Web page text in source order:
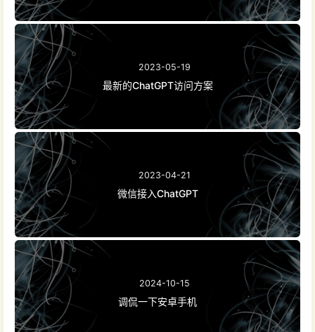
2023-05-19
最新的ChatGPT访问方案
2023-04-21
微信接入ChatGPT
2024-10-15
调侃一下安卓手机